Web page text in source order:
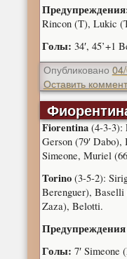
Rincon (T), Lukic
Голы: 34′, 45’+1
Опубликовано
Оставить
Fiorentina(4-3-3):
Gerson (79′
Simeone, Muriel
Torino(3-5-2):
Berenguer), Baselli
Zaza), Belotti.
Предупреждения
Голы: 7′ Simeone